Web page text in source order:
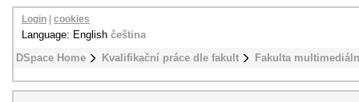
DSpace Home Kvalifikační práce dle fakult Fakulta
Login cookies
Language: English čeština